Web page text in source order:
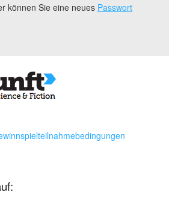
können Sie eine neues Passwort